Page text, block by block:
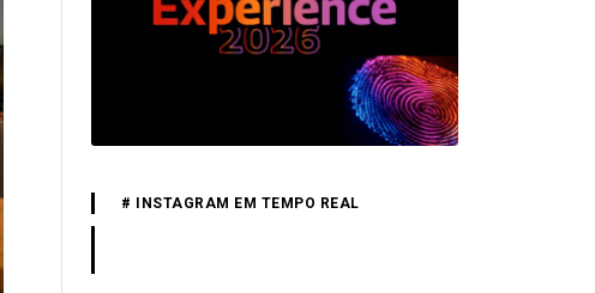
# INSTAGRAM EM TEMPO REAL